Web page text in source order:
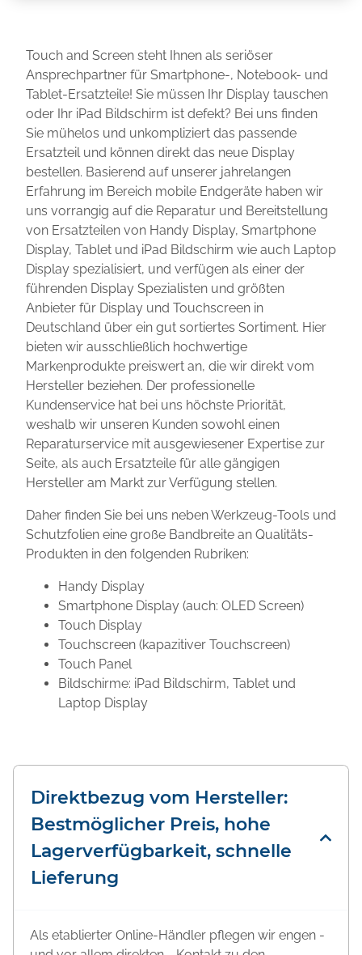
Touch and Screen steht Ihnen als seriöser
Ansprechpartner für Smartphone-, Notebook- und
Tablet-Ersatzteile! Sie müssen Ihr Display tauschen
oder Ihr iPad Bildschirm ist defekt? Bei uns finden
Sie mühelos und unkompliziert das passende
Ersatzteil und können direkt das neue Display
bestellen. Basierend auf unserer jahrelangen
Erfahrung im Bereich mobile Endgeräte haben wir
uns vorrangig auf die Reparatur und Bereitstellung
von Ersatzteilen von Handy Display, Smartphone
Display, Tablet und iPad Bildschirm wie auch Laptop
Display spezialisiert, und verfügen als einer der
führenden Display Spezialisten und größten
Anbieter für Display und Touchscreen in
Deutschland über ein gut sortiertes Sortiment. Hier
bieten wir ausschließlich hochwertige
Markenprodukte preiswert an, die wir direkt vom
Hersteller beziehen. Der professionelle
Kundenservice hat bei uns höchste Priorität,
weshalb wir unseren Kunden sowohl einen
Reparaturservice mit ausgewiesener Expertise zur
Seite, als auch Ersatzteile für alle gängigen
Hersteller am Markt zur Verfügung stellen.
Daher finden Sie bei uns neben Werkzeug-Tools und
Schutzfolien eine große Bandbreite an Qualitäts-
Produkten in den folgenden Rubriken:
Handy Display
Smartphone Display (auch: OLED Screen)
Touch Display
Touchscreen (kapazitiver Touchscreen)
Touch Panel
Bildschirme: iPad Bildschirm, Tablet und
Laptop Display
Direktbezug vom Hersteller:
Bestmöglicher Preis, hohe
Lagerverfügbarkeit, schnelle
Lieferung
Als etablierter Online-Händler pflegen wir engen -